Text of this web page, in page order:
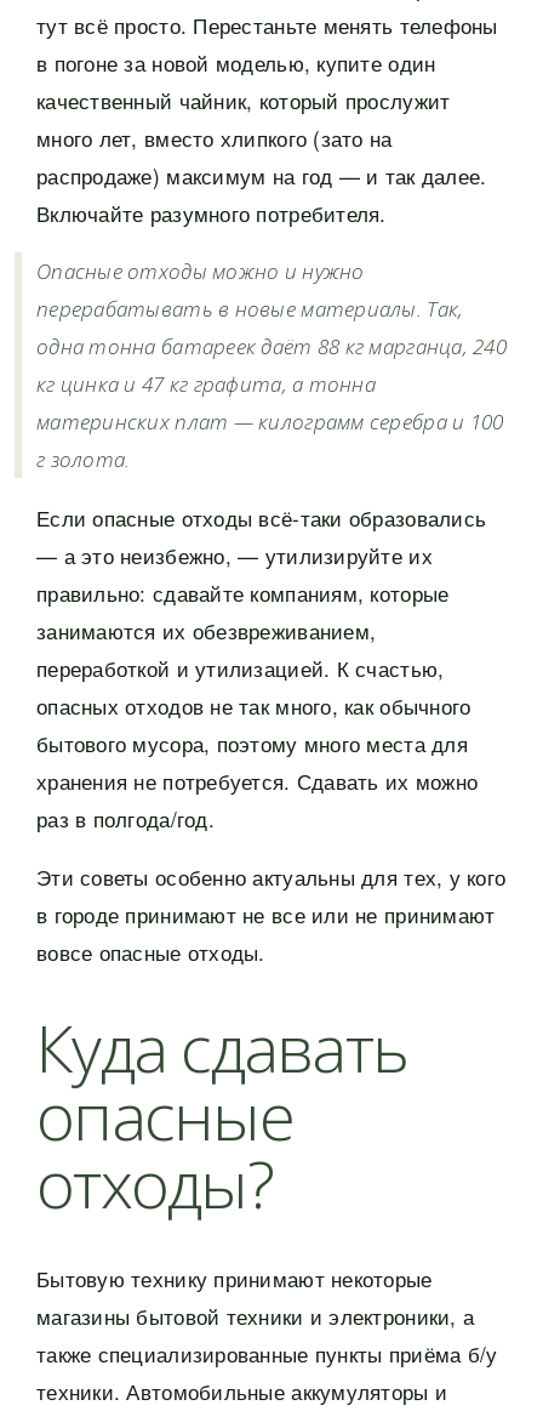
тут всё просто. Перестаньте менять телефоны
в погоне за новой моделью, купите один
качественный чайник, который прослужит
много лет, вместо хлипкого (зато на
распродаже) максимум на год — и так далее.
Включайте разумного потребителя.
Опасные отходы можно и нужно
перерабатывать в новые материалы. Так,
одна тонна батареек даёт 88 кг марганца, 240
кг цинка и 47 кг графита, а тонна
материнских плат — килограмм серебра и 100
г золота.
Если опасные отходы всё-таки образовались
— а это неизбежно, — утилизируйте их
правильно: сдавайте компаниям, которые
занимаются их обезвреживанием,
переработкой и утилизацией. К счастью,
опасных отходов не так много, как обычного
бытового мусора, поэтому много места для
хранения не потребуется. Сдавать их можно
раз в полгода/год.
Эти советы особенно актуальны для тех, у кого
в городе принимают не все или не принимают
вовсе опасные отходы.
Куда сдавать
опасные
отходы?
Бытовую технику принимают некоторые
магазины бытовой техники и электроники, а
также специализированные пункты приёма б/у
техники. Автомобильные аккумуляторы и